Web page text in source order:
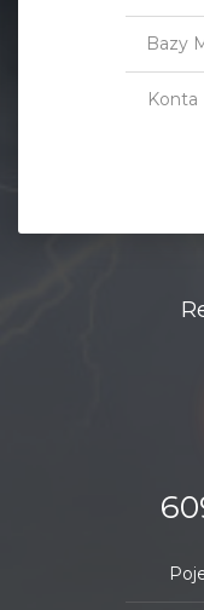
Bazy
Konta